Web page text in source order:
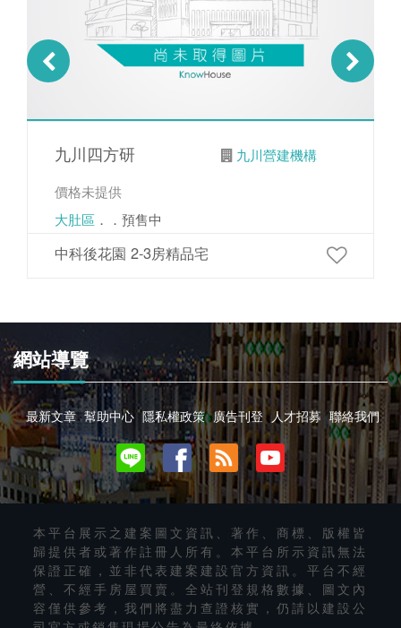
九川四方研
九川營建機構
價格未提供
大肚區 ．．預售中
中科後花園 2-3房精品宅
網站導覽
最新文章 幫助中心 隱私權政策 廣告刊登 人才招募 聯絡我們
本平台展示之建案圖文資訊、著作、商標、版權皆
歸提供者或著作註冊人所有。本平台所示資訊無法
保證正確，並非代表建案建設官方資訊。平台不經
營、不經手房屋買賣。全站刊登規格數據、圖文內
容僅供參考，我們將盡力查證核實，仍請以建設公